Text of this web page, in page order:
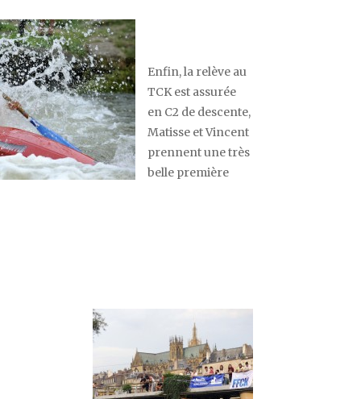
Enfin, la relève au
TCK est assurée
en C2 de descente,
Matisse et Vincent
prennent une très
belle première